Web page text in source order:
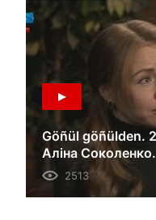
Göñül göñülden.
Аліна Соколенко.
2513